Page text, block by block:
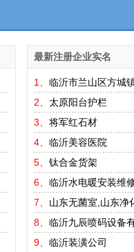
最新注册企业实名
1、 临沂市兰山区方城
2、 太原阳台护栏
3、 将军红石材
4、 临沂美容医院
5、 钛合金货架
6、 临沂水电暖安装维
7、 山东无菌室,山东净
8、 临沂九辰喷码设备
9、 临沂装潢公司